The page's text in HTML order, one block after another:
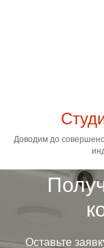
Доводим до
Оставьте